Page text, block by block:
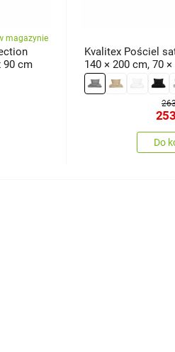
magazynie
90 cm
Kvalitex Pościel
140 × 200 cm, 70
Do